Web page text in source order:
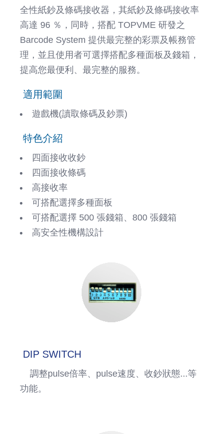
全性紙鈔及條碼接收器，其紙鈔及條碼接收率
高達 96 ％，同時，搭配 TOPVME 研發之
Barcode System 提供最完整的彩票及帳務管
理，並且使用者可選擇搭配多種面板及錢箱，
提高您最便利、最完整的服務。
適用範圍
遊戲機(讀取條碼及鈔票)
特色介紹
四面接收收鈔
四面接收條碼
高接收率
可搭配選擇多種面板
可搭配選擇 500 張錢箱、800 張錢箱
高安全性機構設計
DIP SWITCH
調整pulse倍率、pulse速度、收鈔狀態...等
功能。